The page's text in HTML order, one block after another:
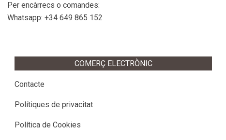
Per encàrrecs o comandes:
Whatsapp: +34 649 865 152
COMERÇ ELECTRÒNIC
Contacte
Polítiques de privacitat
Política de Cookies